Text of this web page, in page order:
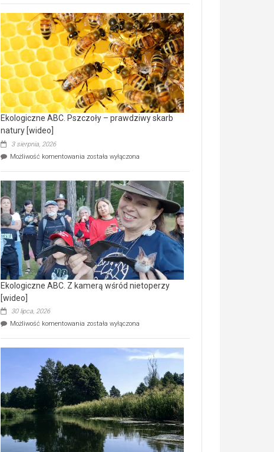
Wręczyca
Wielka
z
dofinansowaniem
ponad
15,6
mln
na
modernizację
oczyszczalni
ścieków
[wideo]
Ekologiczne ABC. Pszczoły – prawdziwy skarb
natury [wideo]
3 sierpnia, 2026
Możliwość komentowania Ekologiczne
–
prawdziwy
skarb
natury
[wideo]
została wyłączona
Ekologiczne ABC. Z kamerą wśród nietoperzy
[wideo]
30 lipca, 2026
Możliwość komentowania Ekologiczne
wśród
nietoperzy
[wideo]
została wyłączona